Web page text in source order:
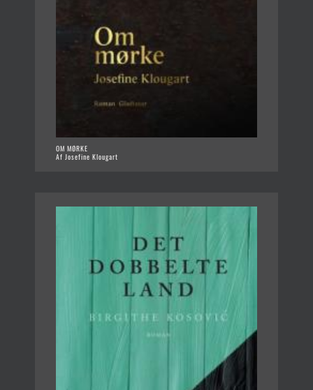
OM MØRKE
Af Josefine Klougart